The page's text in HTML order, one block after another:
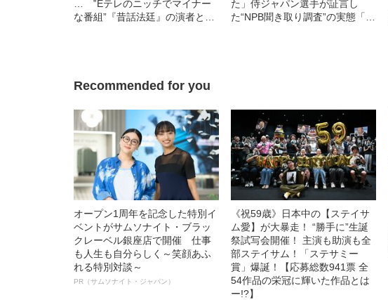
… ‟Eテレのニッチでマイナー
な番組”『昔話法廷』の演者と脚
た」侍ジャパン選手が証言し
た“NPB聞き取り調査”の実態「選
Recommended for you
オープン1周年を記念した特別イ
ベントがサムソナイト・ブラッ
クレーベル銀座店で開催 仕事
も人生も自分らしく～笑顔あふ
れる特別対談～
PR（サムソナイト・ジャパン）
《祝59歳》日本中の【ステイサ
ム愛】が大暴走！ “勝手に”生誕
祭試写会開催！ 主演も助演も全
部ステイサム！「ステサミー
賞」爆誕！【応募総数941票 全
54作品の栄冠に輝いた作品とは
ー!?】